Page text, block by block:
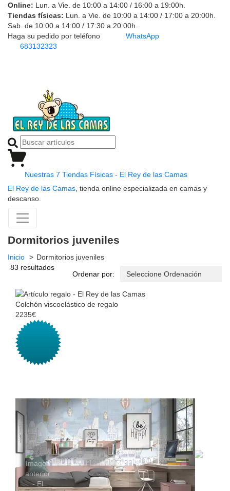
Online: Lun. a Vie. de 10:00 a 14:00 / 16:00 a 19:00h.
Tiendas físicas: Lun. a Vie. de 10:00 a 14:00 / 17:00 a 20:00h.
Sab. de 10:00 a 14:00 / 17:30 a 20:00h.
Haga su pedido por teléfono
683132323
WhatsApp
Nuestras 7 Tiendas Físicas - El Rey de las Camas
El Rey de las Camas , tienda online especializada en camas y
descanso.
Dormitorios juveniles
Inicio
Dormitorios juveniles
83 resultados
Ordenar por:
Colchón viscoelástico de regalo
2235€